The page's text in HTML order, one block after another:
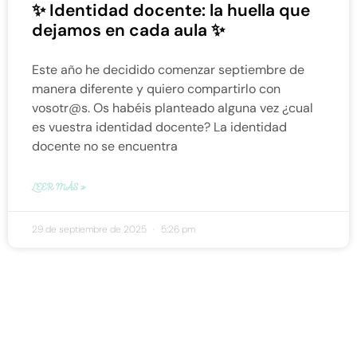
✨ Identidad docente: la huella que
dejamos en cada aula ✨
Este año he decidido comenzar septiembre de
manera diferente y quiero compartirlo con
vosotr@s. Os habéis planteado alguna vez ¿cual
es vuestra identidad docente? La identidad
docente no se encuentra
LEER MÁS »
29 de septiembre de 2025 5:26 pm